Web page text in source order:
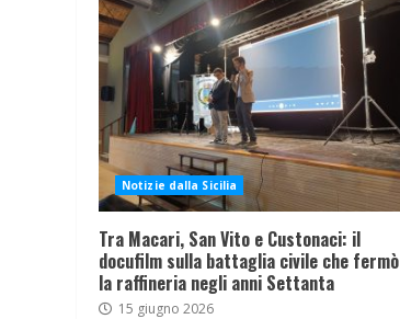
Notizie dalla Sicilia
Tra Macari, San Vito e Custonaci: il
docufilm sulla battaglia civile che fermò
la raffineria negli anni Settanta
15 giugno 2026